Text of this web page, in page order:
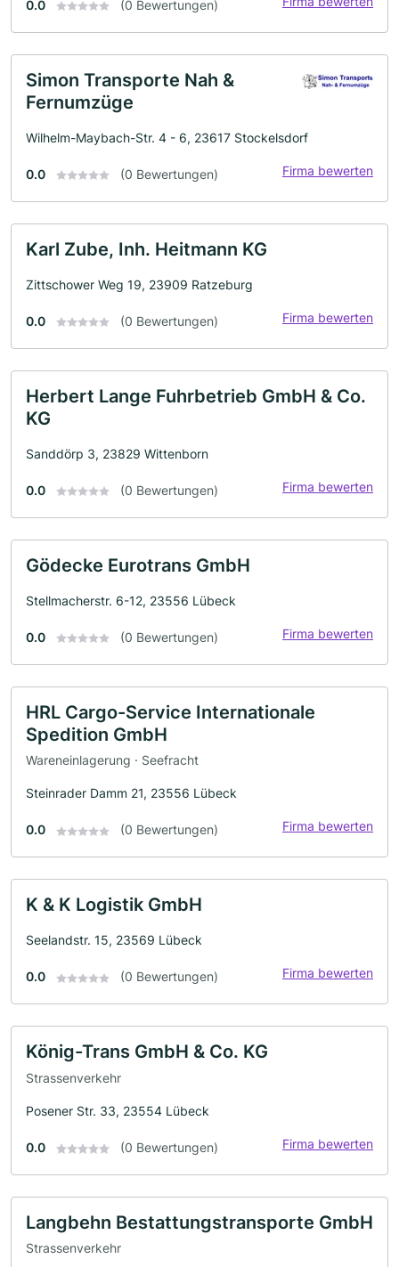
0.0 (0 Bewertungen)
Simon Transporte Nah &
Fernumzüge
Wilhelm-Maybach-Str. 4 - 6, 23617 Stockelsdorf
0.0 (0 Bewertungen) Firma bewerten
Karl Zube, Inh. Heitmann KG
Zittschower Weg 19, 23909 Ratzeburg
0.0 (0 Bewertungen) Firma bewerten
Herbert Lange Fuhrbetrieb GmbH & Co.
KG
Sanddörp 3, 23829 Wittenborn
0.0 (0 Bewertungen) Firma bewerten
Gödecke Eurotrans GmbH
Stellmacherstr. 6-12, 23556 Lübeck
0.0 (0 Bewertungen) Firma bewerten
HRL Cargo-Service Internationale
Spedition GmbH
Wareneinlagerung · Seefracht
Steinrader Damm 21, 23556 Lübeck
0.0 (0 Bewertungen) Firma bewerten
K & K Logistik GmbH
Seelandstr. 15, 23569 Lübeck
0.0 (0 Bewertungen) Firma bewerten
König-Trans GmbH & Co. KG
Strassenverkehr
Posener Str. 33, 23554 Lübeck
0.0 (0 Bewertungen) Firma bewerten
Langbehn Bestattungstransporte GmbH
Strassenverkehr